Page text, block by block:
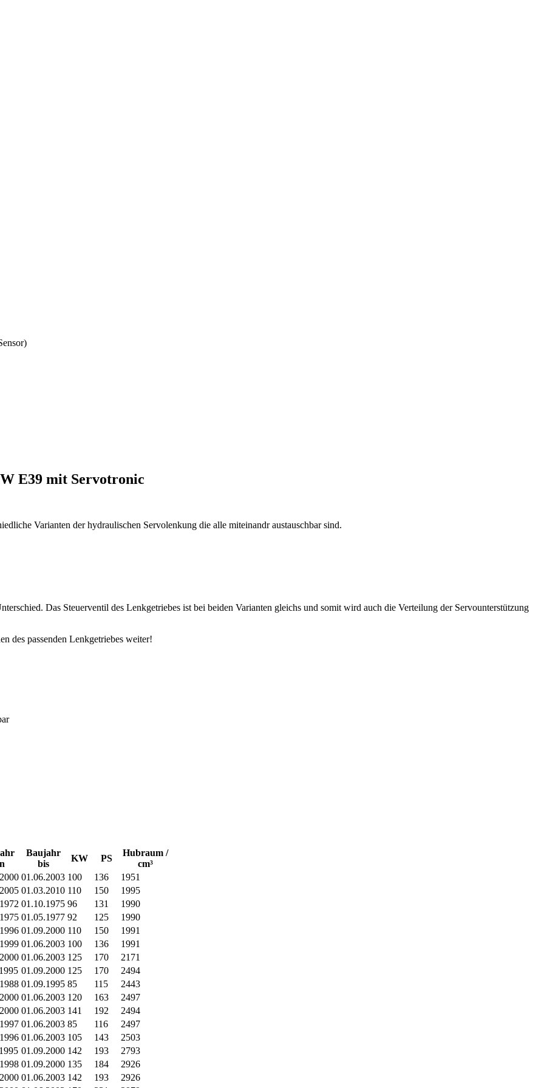
E39 mit Servotronic
Varianten der hydraulischen Servolenkung die alle miteinandr austauschbar sind.
Das Steuerventil des Lenkgetriebes ist bei beiden Varianten gleichs und somit wird auch die Verteilung der Servounterstützung
des passenden Lenkgetriebes weiter!
Baujahr
bis
KW PS
Hubraum /
cm³
01.06.2003 100 136
1951
01.03.2010 110 150
1995
01.10.1975 96 131
1990
01.05.1977 92 125
1990
01.09.2000 110 150
1991
01.06.2003 100 136
1991
01.06.2003 125 170
2171
01.09.2000 125 170
2494
01.09.1995 85 115
2443
01.06.2003 120 163
2497
01.06.2003 141 192
2494
01.06.2003 85 116
2497
01.06.2003 105 143
2503
01.09.2000 142 193
2793
01.09.2000 135 184
2926
01.06.2003 142 193
2926